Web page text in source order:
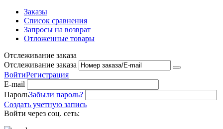
Заказы
Список сравнения
Запросы на возврат
Отложенные товары
Отслеживание заказа
Отслеживание заказа
ВойтиРегистрация
E-mail
ПарольЗабыли пароль?
Создать учетную запись
Войти через соц. сеть: